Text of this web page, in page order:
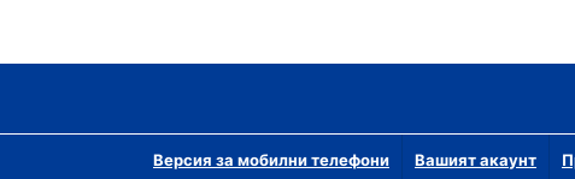
Версия за мобилни телефони Вашият акаунт